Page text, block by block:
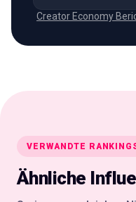
Creator Economy
VERWANDTE
Ähnliche